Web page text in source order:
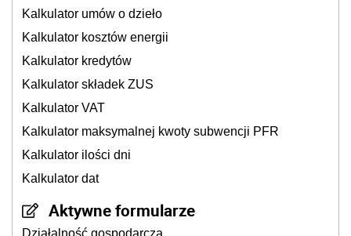
Kalkulator umów o dzieło
Kalkulator kosztów energii
Kalkulator kredytów
Kalkulator składek ZUS
Kalkulator VAT
Kalkulator maksymalnej kwoty subwencji PFR
Kalkulator ilości dni
Kalkulator dat
Aktywne formularze